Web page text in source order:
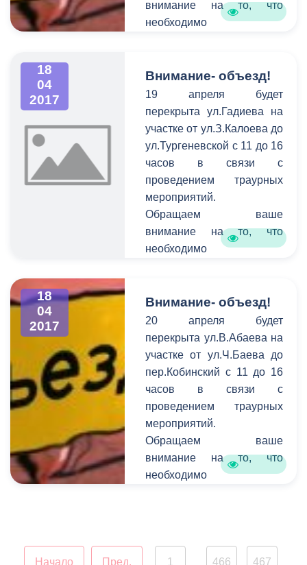
внимание на то, что
необходимо
планируемом перекрытии
в администрацию города.
Смысл этого оповещения
состоит в том, чтобы АМС
г. Владикавказ имела
возможность
предупредить остальных
граждан города о
временных неудобствах
для передвижения на тех
или иных улицах.
18
04
2017
Внимание- объезд!
19 апреля будет
перекрыта ул.Гадиева на
участке от ул.З.Калоева до
ул.Тургеневской с 11 до 16
часов в связи с
проведением траурных
мероприятий.
Обращаем ваше
внимание на то, что
необходимо
планируемом перекрытии
в администрацию города.
Смысл этого оповещения
состоит в том, чтобы АМС
г. Владикавказ имела
возможность
предупредить остальных
граждан города о
временных неудобствах
для передвижения на тех
или иных улицах.
18
04
2017
Внимание- объезд!
20 апреля будет
перекрыта ул.В.Абаева на
участке от ул.Ч.Баева до
пер.Кобинский с 11 до 16
часов в связи с
проведением траурных
мероприятий.
Обращаем ваше
внимание на то, что
необходимо
в администрацию города.
Смысл этого оповещения
Начало Пред.
1
466 467